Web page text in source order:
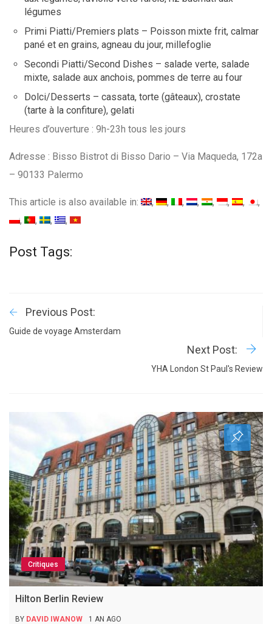
légumes
Primi Piatti/Premiers plats – Poisson mixte frit, calmar
pané et en grains, agneau du jour, millefoglie
Secondi Piatti/Second Dishes – salade verte, salade
mixte, salade aux anchois, pommes de terre au four
Dolci/Desserts – cassata, torte (gâteaux), crostate
(tarte à la confiture), gelati
Heures d’ouverture : 9h-23h tous les jours
Adresse : Bisso Bistrot di Bisso Dario – Via Maqueda, 172a
– 90133 Palermo
This article is also available in:
Post Tags:
Previous Post:
Guide de voyage Amsterdam
Next Post:
YHA London St Paul's Review
Critiques
Hilton Berlin Review
BY DAVID IWANOW 1 AN AGO